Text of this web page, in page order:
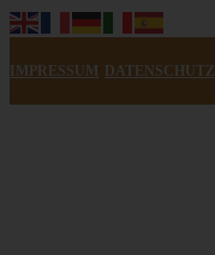
IMPRESSUM DATENSCHUTZ